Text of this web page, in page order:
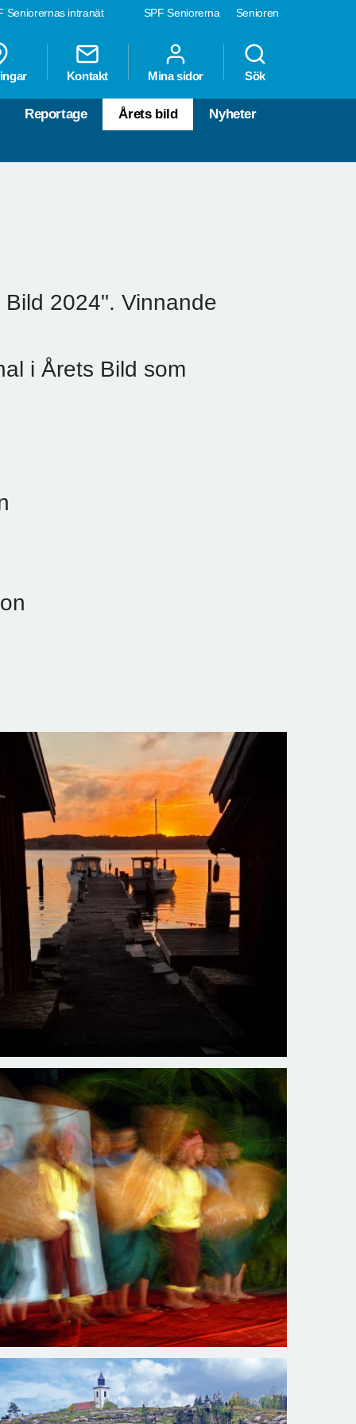
SPF Seniorerna Senioren
Seniorernas intranät
Kontakt Mina sidor Sök
Reportage Årets bild Nyheter
2024". Vinnande
i Årets Bild som